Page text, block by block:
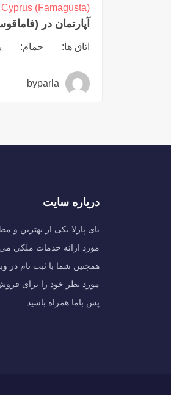
(Famagusta)
آپارتمان در
اتاق ها: حمام:
byparla
درباره سایت
بای پارلا یکی از بهترین و
مورد ارائه خدمات ملکی
همچنین شما با ثبت نام در
مورد نظر خود را برای فروش
پس باما همراه باشید